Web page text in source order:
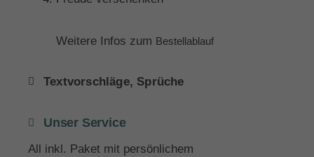
Weitere Infos zum Bestellablauf
Textvorschläge, Sprüche
Unser Service
All inkl. Paket mit persönlichem